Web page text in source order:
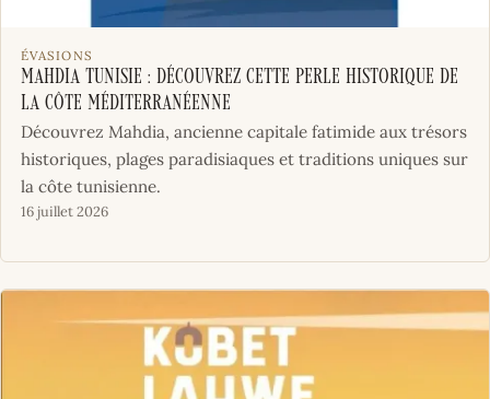
ÉVASIONS
Mahdia Tunisie : Découvrez cette perle historique de
la côte méditerranéenne
Découvrez Mahdia, ancienne capitale fatimide aux trésors
historiques, plages paradisiaques et traditions uniques sur
la côte tunisienne.
16 juillet 2026